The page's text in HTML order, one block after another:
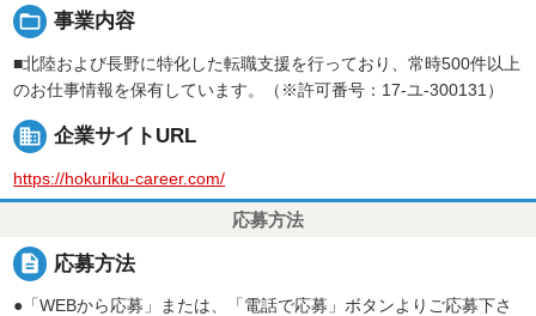
folder_open 事業内容
■北陸および長野に特化した転職支援を行っており、常時500件以上
のお仕事情報を保有しています。（※許可番号：17-ユ-300131）
business 企業サイトURL
https://hokuriku-career.com/
応募方法
description 応募方法
●「WEBから応募」または、「電話で応募」ボタンよりご応募下さ